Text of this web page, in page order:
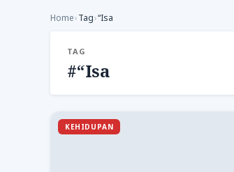
Home›Tag›“Isa
TAG
#“Isa
KEHIDUPAN